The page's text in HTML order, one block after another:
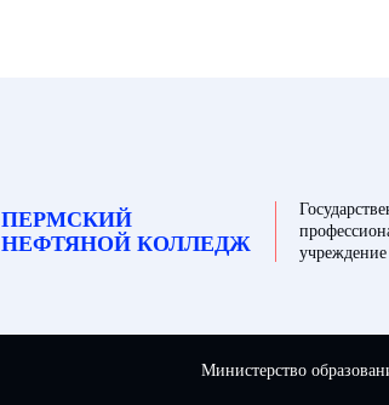
ПЕРМСКИЙ
НЕФТЯНОЙ КОЛЛЕДЖ
Министерство